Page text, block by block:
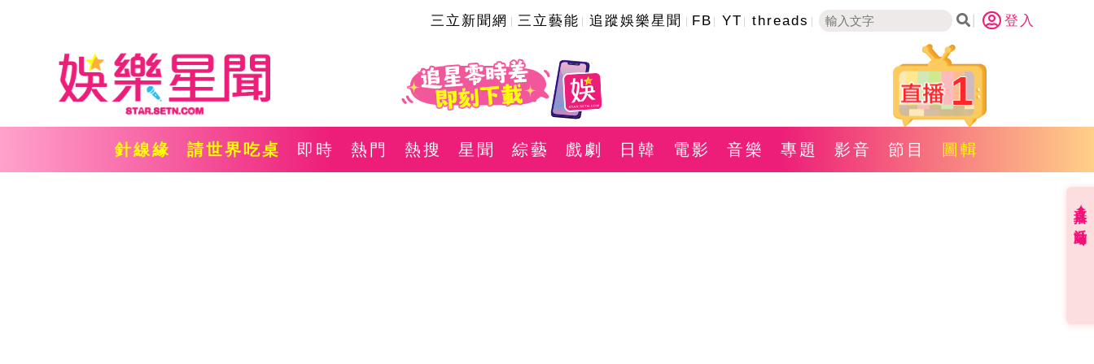
三立新聞網 三立藝能 追蹤娛樂星聞 FB YT threads 登入
1
針線緣 請世界吃桌 即時 熱門 熱搜 星聞 綜藝 戲劇 日韓 電影 音樂 專題 影音 節目 圖輯
直播✦活動